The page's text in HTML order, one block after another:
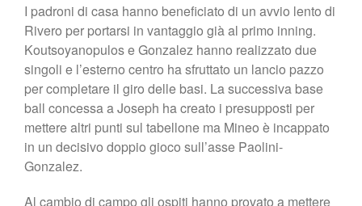
I padroni di casa hanno beneficiato di un avvio lento di
Rivero per portarsi in vantaggio già al primo inning.
Koutsoyanopulos e Gonzalez hanno realizzato due
singoli e l’esterno centro ha sfruttato un lancio pazzo
per completare il giro delle basi. La successiva base
ball concessa a Joseph ha creato i presupposti per
mettere altri punti sul tabellone ma Mineo è incappato
in un decisivo doppio gioco sull’asse Paolini-
Gonzalez.
Al cambio di campo gli ospiti hanno provato a mettere